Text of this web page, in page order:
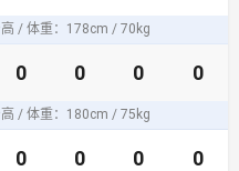
高 / 体重：178cm / 70kg
0 0 0 0
高 / 体重：180cm / 75kg
0 0 0 0